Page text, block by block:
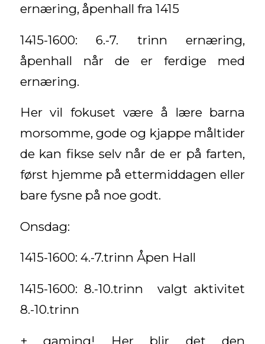
ernæring, åpenhall fra 1415
1415-1600: 6.-7. trinn ernæring,
åpenhall når de er ferdige med
ernæring.
Her vil fokuset være å lære barna
morsomme, gode og kjappe måltider
de kan fikse selv når de er på farten,
først hjemme på ettermiddagen eller
bare fysne på noe godt.
Onsdag:
1415-1600: 4.-7.trinn Åpen Hall
1415-1600: 8.-10.trinn valgt aktivitet
8.-10.trinn
+ gaming! Her blir det den